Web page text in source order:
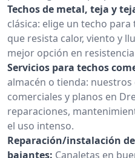
Techos de metal, teja y
clásica: elige un techo
que resista calor, viento y
mejor opción en
Servicios para techos
almacén o tienda:
comerciales y planos en
reparaciones,
el uso intenso.
Reparación/instalación
bajantes: Canaletas en